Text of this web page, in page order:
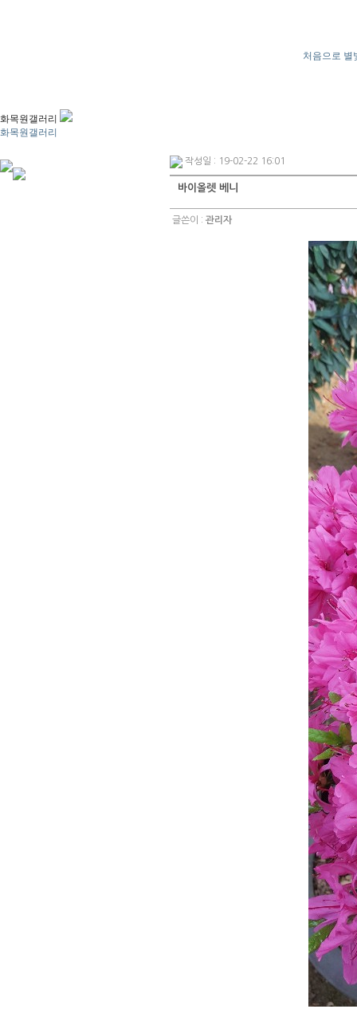
처음으로 별
화목원갤러리
화목원갤러리
작성일 : 19-02-22 16:01
바이올렛 베니
글쓴이 : 관리자